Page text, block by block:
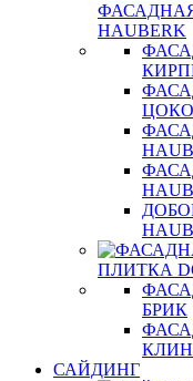
HAUBERK
ПЛИТКА
БРИК
САЙДИНГ